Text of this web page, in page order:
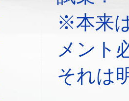
※本来
メント
それは